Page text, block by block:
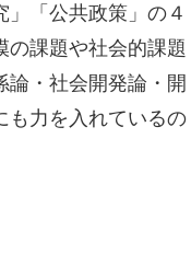
「公共政策」の４
の課題や社会的課題
論・社会開発論・開
も力を入れているの